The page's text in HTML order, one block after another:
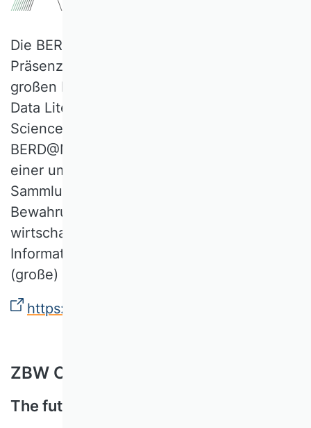
Die BERD Academy bietet Selflearning,
Präsenz- und Online-Workshops zu einer
großen Bandbreite an Themen rund um
Data Literacy, Data Management und Data
Science. Sie ist Teil des Projekts
BERD@NFDI, einer Initiative zur Schaffung
einer umfassenden Plattform für die
Sammlung, Verarbeitung, Analyse und
Bewahrung von Geschäftsdaten,
wirtschaftlichen Daten und verwandten
Informationen mit Fokus unstrukturierte
(große) Daten.
https://www.berd-nfdi.de/berd-academy/
ZBW Open-Science-Magazin
The future is Open Science.